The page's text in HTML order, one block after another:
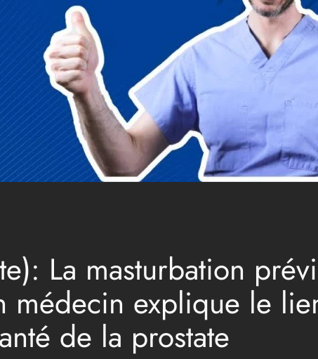
La masturbation
médecin explique le
de la prostate